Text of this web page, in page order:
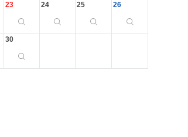
23 24 25 26
30